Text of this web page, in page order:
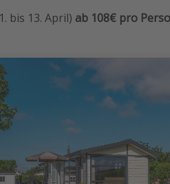
bis 13. April) ab 108€ pro